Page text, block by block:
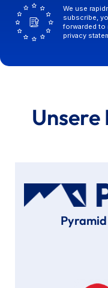
We use
subscribe,
forwarded to
privacy